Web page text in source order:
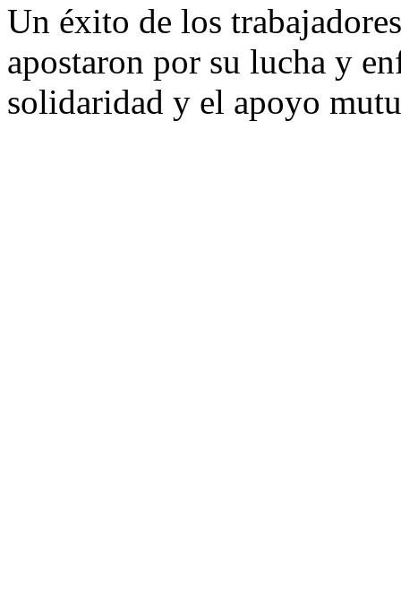
Un éxito de los
apostaron por su lucha y
solidaridad y el apoyo